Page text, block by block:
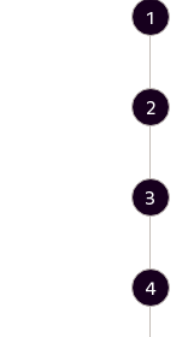
1
2
3
4